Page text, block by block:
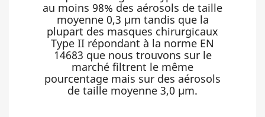
au moins 98% des aérosols de taille
moyenne 0,3 µm tandis que la
plupart des masques chirurgicaux
Type II répondant à la norme EN
14683 que nous trouvons sur le
marché filtrent le même
pourcentage mais sur des aérosols
de taille moyenne 3,0 µm.